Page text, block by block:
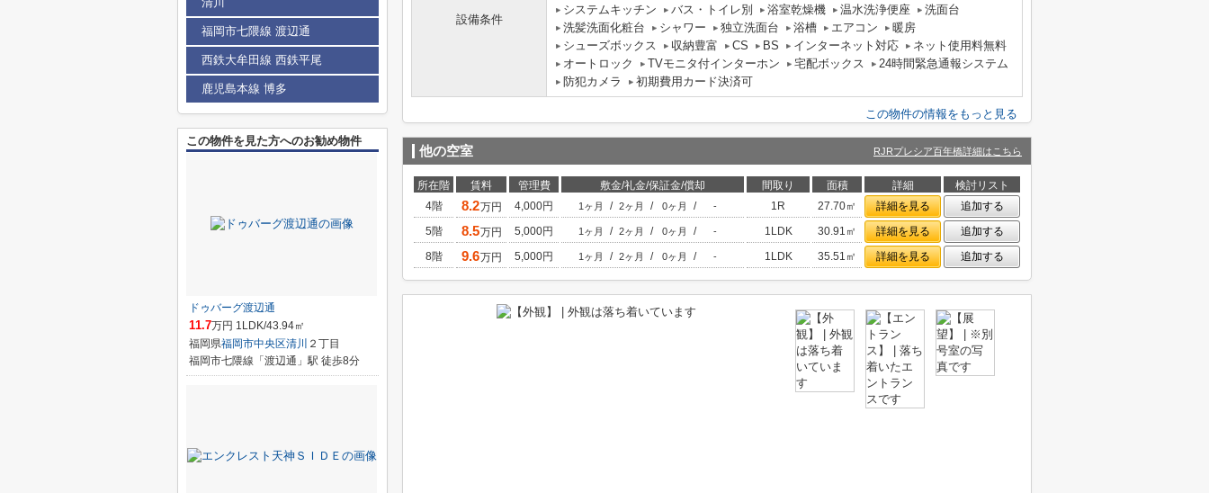
設備条件
システムキッチン
バス・トイレ別 浴室乾燥機 温水洗浄便座
洗面台
洗髪洗面化粧台
シャワー 独立洗面台 浴槽 エアコン
暖房
シューズボックス
収納豊富 CS BS インターネット対応
ネット使用料無料
オートロック
TVモニタ付インターホン 宅配ボックス
24時間緊急通報システム
防犯カメラ
初期費用カード決済可
この物件の情報をもっと見る
他の空室 RJRプレシア百年橋詳細はこちら
所在階 賃料 管理費 敷金/礼金/保証金/償却 間取り 面積 詳細
検討リスト
4階
8.2万円 4,000円 1ヶ月 / 2ヶ月 / 0ヶ月 / - 1R 27.70㎡ 詳細を見る
追加する
5階
8.5万円 5,000円 1ヶ月 / 2ヶ月 / 0ヶ月 / - 1LDK 30.91㎡ 詳細を見る
追加する
8階
9.6万円 5,000円 1ヶ月 / 2ヶ月 / 0ヶ月 / - 1LDK 35.51㎡ 詳細を見る 追加する
福岡市七隈線 渡辺通
西鉄大牟田線 西鉄平尾
鹿児島本線 博多
この物件を見た方へのお勧め物件
ドゥバーグ渡辺通
11.7万円 1LDK/43.94㎡
福岡県福岡市中央区清川 ２丁目
福岡市七隈線「渡辺通」駅 徒歩8分